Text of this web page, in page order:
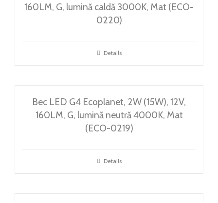
160LM, G, lumină caldă 3000K, Mat (ECO-
0220)
Details
Bec LED G4 Ecoplanet, 2W (15W), 12V,
160LM, G, lumină neutră 4000K, Mat
(ECO-0219)
Details